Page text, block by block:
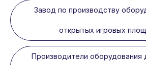
Завод по производству
открытых игровых
Производители оборудования